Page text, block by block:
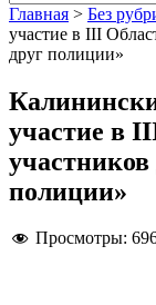
Главная > Без
участие в III
друг полиции»
участие в
полиции»
Просмотры: